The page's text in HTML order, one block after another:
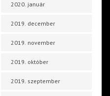
2020. január
2019. december
2019. november
2019. október
2019. szeptember